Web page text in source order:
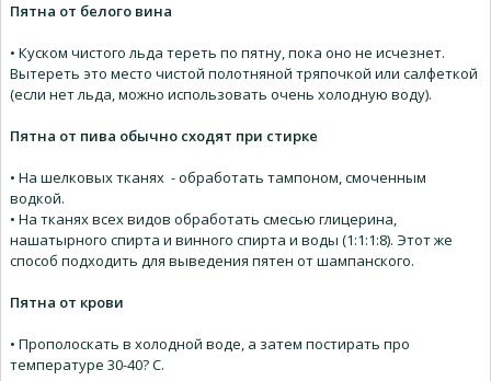
Пятна от белого вина
• Куском чистого льда тереть по пятну, пока оно не исчезнет.
Вытереть это место чистой полотняной тряпочкой или салфеткой
(если нет льда, можно использовать очень холодную воду).
Пятна от пива обычно сходят при стирке
• На шелковых тканях - обработать тампоном, смоченным
водкой.
• На тканях всех видов обработать смесью глицерина,
нашатырного спирта и винного спирта и воды (1:1:1:8). Этот же
способ подходить для выведения пятен от шампанского.
Пятна от крови
• Прополоскать в холодной воде, а затем постирать про
температуре 30-40? С.